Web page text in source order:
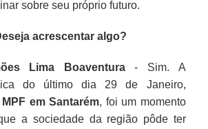
sobre seu próprio futuro.
acrescentar algo?
Lima Boaventura- Sim. A
do último dia 29 de Janeiro,
MPF em Santarém, foi um momento
a sociedade da região pôde ter